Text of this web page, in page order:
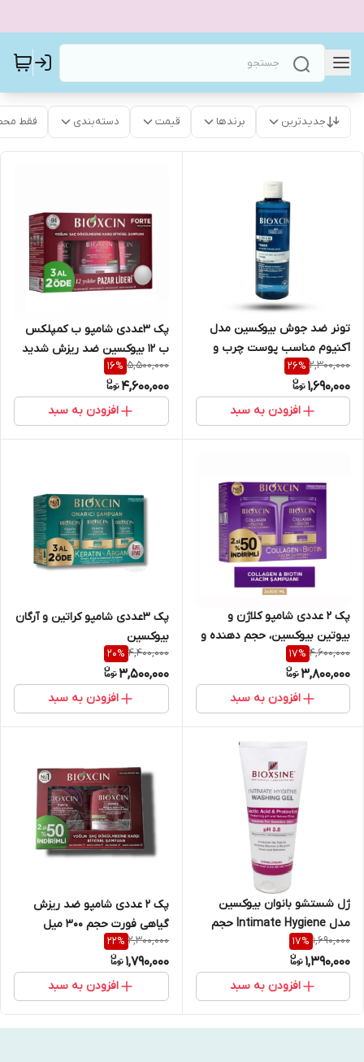
جدیدترین برندها قیمت دسته‌بندی فقط
تونر ضد جوش بیوکسین مدل
آکنیوم مناسب پوست چرب و
مختلط، 200 میل
2,300,000
26%
1,690,000
افزودن به سبد
پک ۳عددی شامپو ب کمپلکس
ب ۱۲ بیوکسین ضد ریزش شدید
مو
5,500,000
16%
4,600,000
افزودن به سبد
پک ۲ عددی شامپو کلاژن و
بیوتین بیوکسین، حجم دهنده و
ضد ریزش
4,600,000
17%
3,800,000
افزودن به سبد
پک ۳عددی شامپو کراتین و آرگان
بیوکسین
4,400,000
20%
3,500,000
افزودن به سبد
ژل شستشو بانوان بیوکسین
مدل Intimate Hygiene حجم
200 میل
1,690,000
17%
1,390,000
افزودن به سبد
پک ۲ عددی شامپو ضد ریزش
گیاهی فورت حجم ۳۰۰ میل
2,300,000
22%
1,790,000
افزودن به سبد